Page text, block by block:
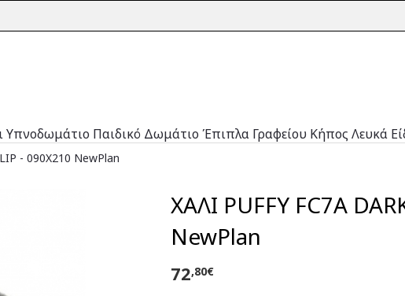
Υπνοδωμάτιο Παιδικό Δωμάτιο Έπιπλα Γραφείου Κήπος Λευκά
- 090X210 NewPlan
ΧΑΛΙ PUFFY FC7A
NewPlan
72,80€